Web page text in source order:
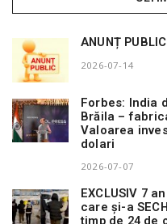
ANUNȚ PUBLIC
2026-07-14
Forbes: India
Brăila –
Valoarea
dolari
2026-07-07
EXCLUSIV 7
care și-a
timp de 24 de